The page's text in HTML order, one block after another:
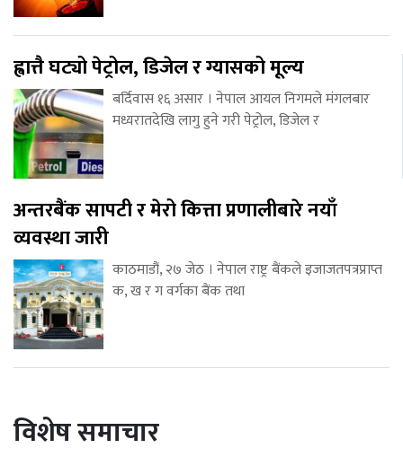
ह्वात्तै घट्यो पेट्रोल, डिजेल र ग्यासको मूल्य
बर्दिवास १६ असार । नेपाल आयल निगमले मंगलबार
मध्यरातदेखि लागु हुने गरी पेट्रोल, डिजेल र
अन्तरबैंक सापटी र मेरो कित्ता प्रणालीबारे नयाँ
व्यवस्था जारी
काठमाडौं, २७ जेठ । नेपाल राष्ट्र बैंकले इजाजतपत्रप्राप्त
क, ख र ग वर्गका बैंक तथा
विशेष समाचार